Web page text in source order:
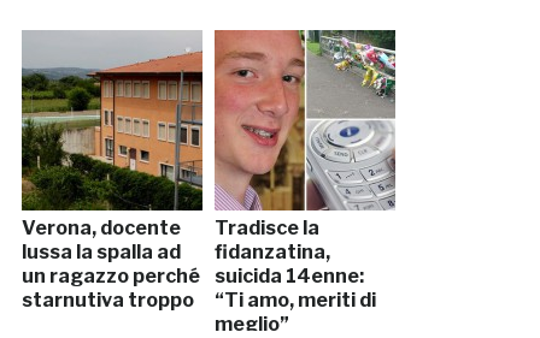
Verona, docente
lussa la spalla ad
un ragazzo perché
starnutiva troppo
Tradisce la
fidanzatina,
suicida 14enne:
“Ti amo, meriti di
meglio”